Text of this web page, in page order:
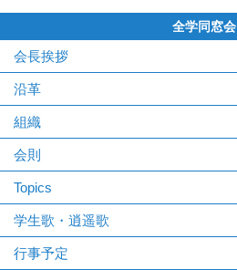
全学同窓会
会長挨拶
沿革
組織
会則
Topics
学生歌・逍遥歌
行事予定